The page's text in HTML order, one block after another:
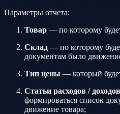
Параметры отчета:
Товар — по которому
Склад — по которому
документам было
Тип цены — который
Статьи расходов / доходов
формироваться список
движение товара;